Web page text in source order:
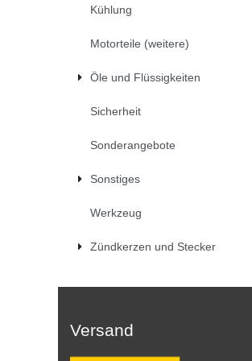
Kühlung
Motorteile (weitere)
Öle und Flüssigkeiten
Sicherheit
Sonderangebote
Sonstiges
Werkzeug
Zündkerzen und Stecker
Versand